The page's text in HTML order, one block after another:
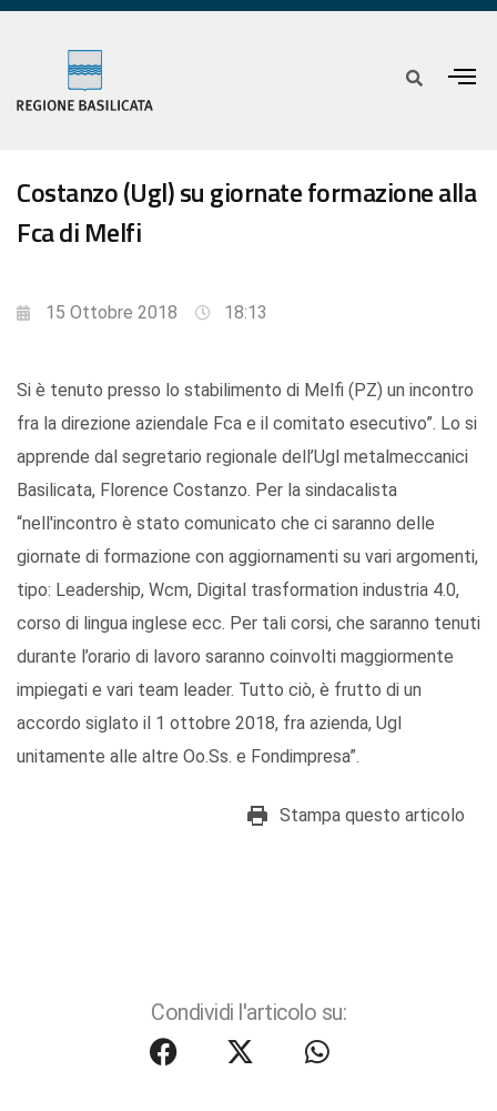
Costanzo (Ugl) su giornate formazione alla
Fca di Melfi
15 Ottobre 2018 18:13
Si è tenuto presso lo stabilimento di Melfi (PZ) un incontro
fra la direzione aziendale Fca e il comitato esecutivo”. Lo si
apprende dal segretario regionale dell’Ugl metalmeccanici
Basilicata, Florence Costanzo. Per la sindacalista
“nell'incontro è stato comunicato che ci saranno delle
giornate di formazione con aggiornamenti su vari argomenti,
tipo: Leadership, Wcm, Digital trasformation industria 4.0,
corso di lingua inglese ecc. Per tali corsi, che saranno tenuti
durante l’orario di lavoro saranno coinvolti maggiormente
impiegati e vari team leader. Tutto ciò, è frutto di un
accordo siglato il 1 ottobre 2018, fra azienda, Ugl
unitamente alle altre Oo.Ss. e Fondimpresa”.
Stampa questo articolo
Condividi l'articolo su: